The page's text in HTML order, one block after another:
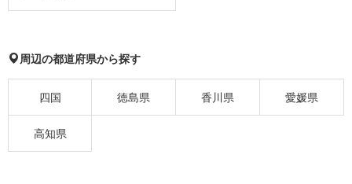
周辺の都道府県から探す
四国 徳島県 香川県 愛媛県
高知県